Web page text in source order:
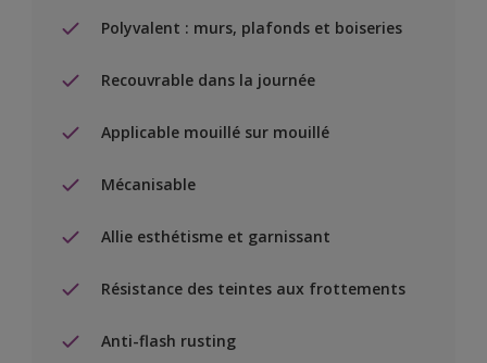
Polyvalent : murs, plafonds et boiseries
Recouvrable dans la journée
Applicable mouillé sur mouillé
Mécanisable
Allie esthétisme et garnissant
Résistance des teintes aux frottements
Anti-flash rusting